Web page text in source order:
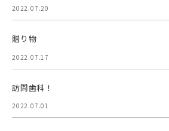
2022.07.20
贈り物
2022.07.17
訪問歯科！
2022.07.01